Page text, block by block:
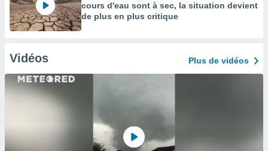
cours d'eau sont à sec, la situation devient
de plus en plus critique
Vidéos Plus de vidéos